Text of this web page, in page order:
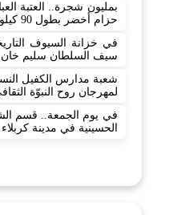
بمليون شجرة.. العتبة
حزام أخضر بطول 90 كيلومترًا
في خزانة السيوف
سيف السلطان سليم خان
شعبة مدارس الكفيل
لمهرجان روح النبوّة
في يوم الجمعة.. قسم
الحسينية في مدينة